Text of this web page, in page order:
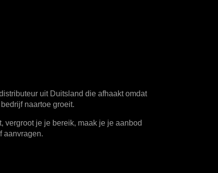
uit Duitsland die afhaakt omdat
naartoe groeit.
vergroot je je bereik, maak je je aanbod
aanvragen.